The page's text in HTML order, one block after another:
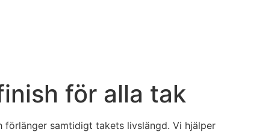
för alla tak
samtidigt takets livslängd. Vi hjälper